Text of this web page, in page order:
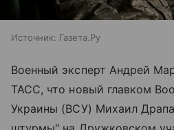
Источник: Газета.Ру
Военный эксперт Андрей
ТАСС, что новый главком
Украины (ВСУ) Михаил